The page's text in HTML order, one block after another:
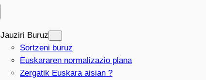
Jauziri Buruz
Sortzeni buruz
Euskararen normalizazio plana
Zergatik Euskara aisian ?